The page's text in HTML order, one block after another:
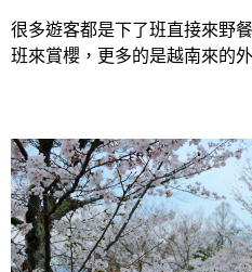
很多遊客都是下了班直接來野
班來賞櫻，更多的是越南來的